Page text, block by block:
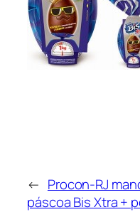
← Procon-RJ
páscoa Bis Xtra +